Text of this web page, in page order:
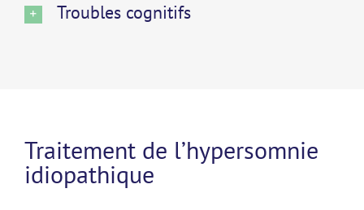
Troubles cognitifs
Traitement de l’hypersomnie
idiopathique